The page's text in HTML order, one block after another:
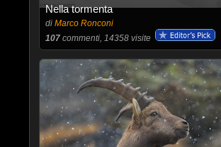
Nella tormenta
di Marco Ronconi
107commenti, 14358 visite